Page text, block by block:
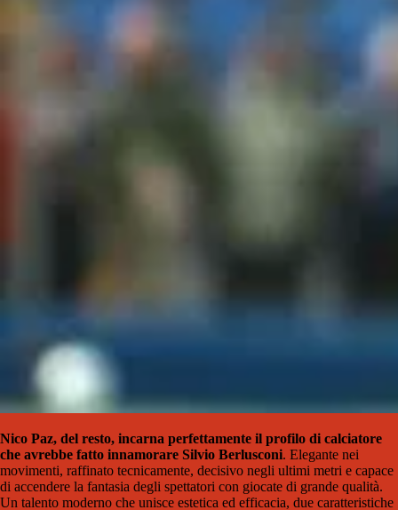
Nico Paz, del resto, incarna perfettamente il profilo di calciatore
che avrebbe fatto innamorare Silvio Berlusconi. Elegante nei
movimenti, raffinato tecnicamente, decisivo negli ultimi metri e capace
di accendere la fantasia degli spettatori con giocate di grande qualità.
Un talento moderno che unisce estetica ed efficacia, due caratteristiche